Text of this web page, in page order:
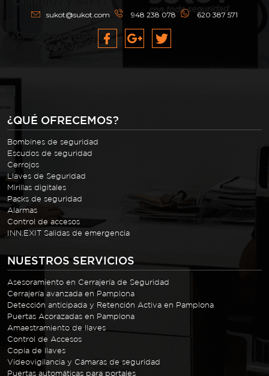
sukot@sukot.com 948 238 078 620 387 571
¿QUÉ OFRECEMOS?
Bombines de seguridad
Escudos de seguridad
Cerrojos
Llaves de Seguridad
Mirillas digitales
Packs de seguridad
Alarmas
Control de accesos
INN.EXIT Salidas de emergencia
NUESTROS SERVICIOS
Asesoramiento en Cerrajería de Seguridad
Cerrajería avanzada en Pamplona
Detección anticipada y Retención Activa en Pamplona
Puertas Acorazadas en Pamplona
Amaestramiento de llaves
Control de Accesos
Copia de llaves
Videovigilancia y Cámaras de seguridad
Puertas automáticas para portales